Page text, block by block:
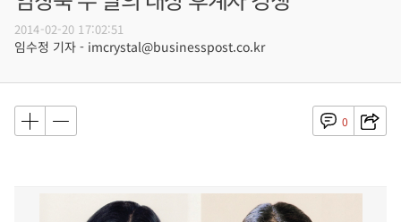
2014-02-20 17:02:51
임수정 기자 - imcrystal@businesspost.co.kr
0